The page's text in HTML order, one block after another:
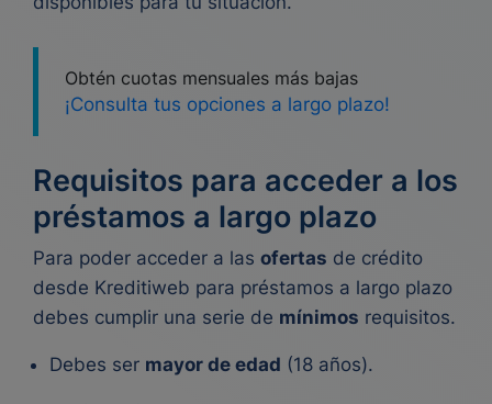
Obtén cuotas mensuales más bajas
¡Consulta tus opciones a largo plazo!
Requisitos para acceder a los
préstamos a largo plazo
Para poder acceder a las ofertas de crédito
desde Kreditiweb para préstamos a largo plazo
debes cumplir una serie de mínimos requisitos.
Debes ser mayor de edad (18 años).